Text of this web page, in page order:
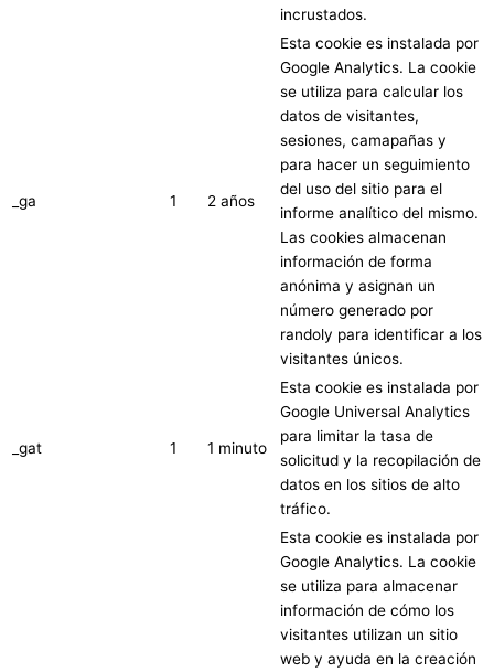
incrustados.
_ga 1 2 años
Esta cookie es instalada por
Google Analytics. La cookie
se utiliza para calcular los
datos de visitantes,
sesiones, camapañas y
para hacer un seguimiento
del uso del sitio para el
informe analítico del mismo.
Las cookies almacenan
información de forma
anónima y asignan un
número generado por
randoly para identificar a los
visitantes únicos.
_gat 1 1 minuto
Esta cookie es instalada por
Google Universal Analytics
para limitar la tasa de
solicitud y la recopilación de
datos en los sitios de alto
tráfico.
Esta cookie es instalada por
Google Analytics. La cookie
se utiliza para almacenar
información de cómo los
visitantes utilizan un sitio
web y ayuda en la creación